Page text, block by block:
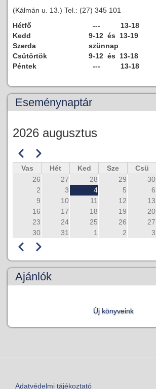
(Kálmán u. 13.) Tel.: (27) 345 101
Hétfő
--- 13-18
Kedd
9-12 és 13-19
Szerda
szünnap
Csütörtök
9-12 és 13-18
Péntek
--- 13-18
Eseménynaptár
2026 augusztus
Oldalszámozás
Előző
Következő
Vas
Hét Ked Sze Csü
26
27 28 29 30
2
3 4 5 6
9
10 11 12 13
16
17 18 19 20
23
24 25 26 27
30
31 1 2 3
Oldalszámozás
Előző Következő
Ajánlók
Új könyveink
Adatvédelmi tájékoztató